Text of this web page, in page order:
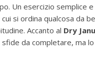
Un esercizio semplice
si ordina qualcosa da
Accanto al Dry
sfide da completare, ma